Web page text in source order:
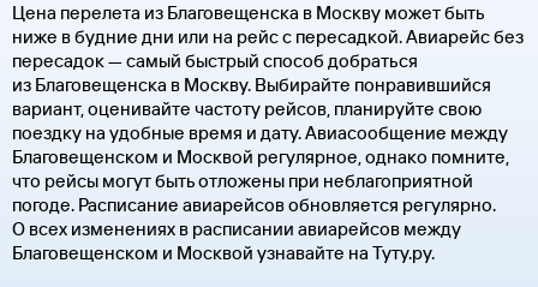
Цена перелета из Благовещенска в Москву может быть
ниже в будние дни или на рейс с пересадкой. Авиарейс без
пересадок — самый быстрый способ добраться
из Благовещенска в Москву. Выбирайте понравившийся
вариант, оценивайте частоту рейсов, планируйте свою
поездку на удобные время и дату. Авиасообщение между
Благовещенском и Москвой регулярное, однако помните,
что рейсы могут быть отложены при неблагоприятной
погоде. Расписание авиарейсов обновляется регулярно.
О всех изменениях в расписании авиарейсов между
Благовещенском и Москвой узнавайте на Туту.ру.